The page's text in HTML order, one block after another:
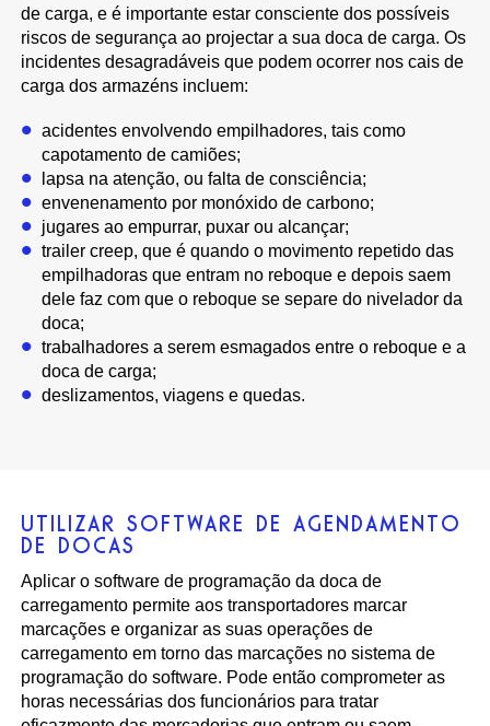
de carga, e é importante estar consciente dos possíveis
riscos de segurança ao projectar a sua doca de carga. Os
incidentes desagradáveis que podem ocorrer nos cais de
carga dos armazéns incluem:
acidentes envolvendo empilhadores, tais como
capotamento de camiões;
lapsa na atenção, ou falta de consciência;
envenenamento por monóxido de carbono;
jugares ao empurrar, puxar ou alcançar;
trailer creep, que é quando o movimento repetido das
empilhadoras que entram no reboque e depois saem
dele faz com que o reboque se separe do nivelador da
doca;
trabalhadores a serem esmagados entre o reboque e a
doca de carga;
deslizamentos, viagens e quedas.
UTILIZAR SOFTWARE DE AGENDAMENTO
DE DOCAS
Aplicar o software de programação da doca de
carregamento permite aos transportadores marcar
marcações e organizar as suas operações de
carregamento em torno das marcações no sistema de
programação do software. Pode então comprometer as
horas necessárias dos funcionários para tratar